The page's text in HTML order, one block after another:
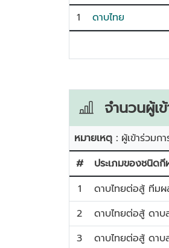
1
ดาบไทย
จำนวนผู้เ
หมายเหตุ : ผู้เข้าร่วมก
#
ประเภมของชนิดกี
1
ดาบไทยต่อสู้ ทีม
2
ดาบไทยต่อสู้ ดา
3
ดาบไทยต่อสู้ ดา